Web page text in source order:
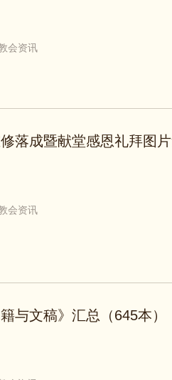
会资讯
落成暨献堂感恩礼拜图
会资讯
与文稿》汇总（645本）